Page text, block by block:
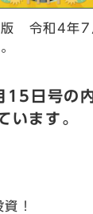
版 令和4年7
15日号の
います。
！